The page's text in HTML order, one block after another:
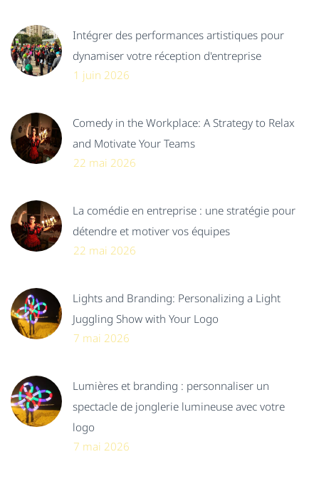
Intégrer des performances artistiques pour
dynamiser votre réception d'entreprise
1 juin 2026
Comedy in the Workplace: A Strategy to Relax
and Motivate Your Teams
22 mai 2026
La comédie en entreprise : une stratégie pour
détendre et motiver vos équipes
22 mai 2026
Lights and Branding: Personalizing a Light
Juggling Show with Your Logo
7 mai 2026
Lumières et branding : personnaliser un
spectacle de jonglerie lumineuse avec votre
logo
7 mai 2026